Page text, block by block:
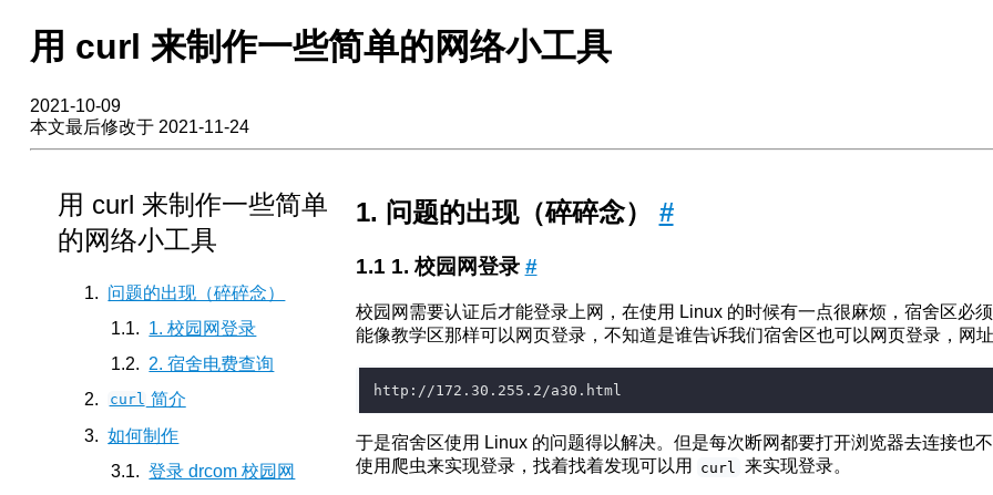
用 curl 来制作一些简单的网络小工具
2021-10-09
本文最后修改于 2021-11-24
用 curl 来制作一些简单
的网络小工具
问题的出现（碎碎念）
1. 校园网登录
2. 宿舍电费查询
curl 简介
如何制作
登录 drcom 校园网
问题的出现（碎碎念） #
1. 校园网登录 #
校园网需要认证后才能登录上网，在使用 Linux 的时候有一点很麻烦，宿舍区必
能像教学区那样可以网页登录，不知道是谁告诉我们宿舍区也可以网页登录，网
于是宿舍区使用 Linux 的问题得以解决。但是每次断网都要打开浏览器去连接也
使用爬虫来实现登录，找着找着发现可以用
curl 来实现登录。